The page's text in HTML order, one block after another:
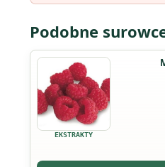
Podobne
EKSTRAKTY